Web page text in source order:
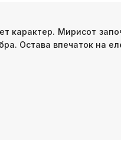
карактер. Мирисот
Остава впечаток на